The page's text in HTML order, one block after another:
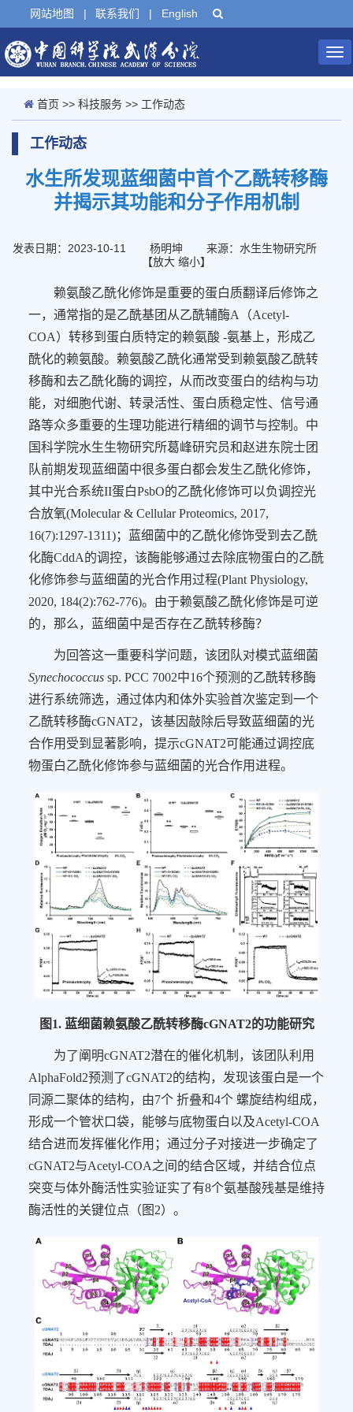
网站地图 | 联系我们 | English
首页 >> 科技服务 >> 工作动态
工作动态
水生所发现蓝细菌中首个乙酰转移酶
并揭示其功能和分子作用机制
发表日期：2023-10-11 杨明坤
来源：水生生物研究所
【放大 缩小】
赖氨酸乙酰化修饰是重要的蛋白质翻译后修饰之
一，通常指的是乙酰基团从乙酰辅酶A （Acetyl-
COA）转移到蛋白质特定的赖氨酸-氨基上，形成乙
酰化的赖氨酸。赖氨酸乙酰化通常受到赖氨酸乙酰转
移酶和去乙酰化酶的调控，从而改变蛋白的结构与功
能，对细胞代谢、转录活性、蛋白质稳定性、信号通
路等众多重要的生理功能进行精细的调节与控制。中
国科学院水生生物研究所葛峰研究员和赵进东院士团
队前期发现蓝细菌中很多蛋白都会发生乙酰化修饰，
其中光合系统II蛋白PsbO的乙酰化修饰可以负调控光
合放氧(Molecular & Cellular Proteomics, 2017,
16(7):1297-1311)；蓝细菌中的乙酰化修饰受到去乙酰
化酶CddA的调控，该酶能够通过去除底物蛋白的乙酰
化修饰参与蓝细菌的光合作用过程(Plant Physiology,
2020, 184(2):762-776)。由于赖氨酸乙酰化修饰是可逆
的，那么，蓝细菌中是否存在乙酰转移酶？
为回答这一重要科学问题，该团队对模式蓝细菌
Synechococcussp. PCC 7002中16个预测的乙酰转移酶
进行系统筛选，通过体内和体外实验首次鉴定到一个
乙酰转移酶cGNAT2，该基因敲除后导致蓝细菌的光
合作用受到显著影响，提示cGNAT2可能通过调控底
物蛋白乙酰化修饰参与蓝细菌的光合作用进程。
图1. 蓝细菌赖氨酸乙酰转移酶cGNAT2的功能研究
为了阐明cGNAT2潜在的催化机制，该团队利用
AlphaFold2预测了cGNAT2的结构，发现该蛋白是一个
同源二聚体的结构，由7个 折叠和4个 螺旋结构组成，
形成一个管状口袋，能够与底物蛋白以及Acetyl-COA
结合进而发挥催化作用；通过分子对接进一步确定了
cGNAT2与Acetyl-COA之间的结合区域，并结合位点
突变与体外酶活性实验证实了有8个氨基酸残基是维持
酶活性的关键位点（图 2）。